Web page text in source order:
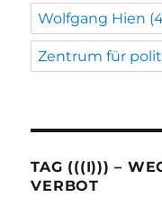
Wolfgang Hien
Zentrum für
TAG (((I))) –
VERBOT